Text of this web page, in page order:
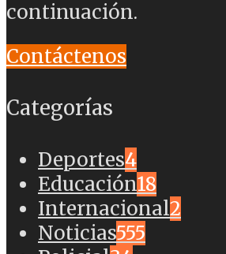
continuación.
Contáctenos
Categorías
Deportes4
Educación18
Internacional2
Noticias555